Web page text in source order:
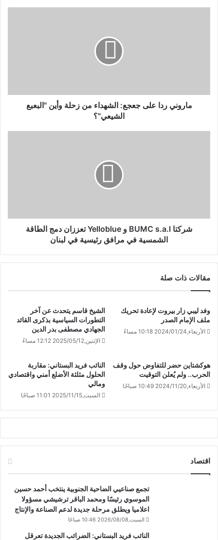
ماروني ردا على جعجع: الشهداء من زحلة وأين "البعبع
الشيعي"؟
شركتا BUMC s.a.l و Yelloblue تعززان دمج الطاقة
الشمسية في مرافق رئيسية في لبنان
مقالات ذات صلة
وفد ليبي زار بيروت لإعادة تحريك
ملف الإمام الصدر
الأربعاء,2024/01/24 10:18 مساءً
الشيخ قاسم يتحدث عن آخر
التطورات السياسية بذكرى القائد
الجهادي مصطفى بدر الدين
الإثنين,2025/05/12 12:12 مساءً
هوكشتاين حضر للتفاوض حول وقف
الحرب.. ولم يُعلن التوقيت
الأربعاء,2024/11/20 10:49 صباحًا
النائب فريد البستاني: مقاربة
الحلول مثلثة الأضلع أمني واقتصادي
ومالي
السبت,2025/11/15 11:01 صباحًا
اقتصاد
تجمع صناعيي الضاحية الجنوبية ينتخب أحمد حسين
الموسوي رئيسًا ومحمد الباقر ترشيشي مسؤولا
اعلاميا ويطلق مرحلة جديدة لدعم الصناعة والإنتاج
السبت,2026/08/08 10:46 صباحًا
النائب فريد البستاني: الضرائب الجديدة تعرقل